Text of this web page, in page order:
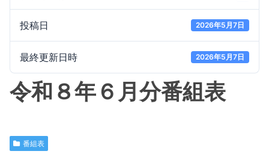
投稿日 2026年5月7日
最終更新日時 2026年5月7日
令和８年６月分番組表
番組表